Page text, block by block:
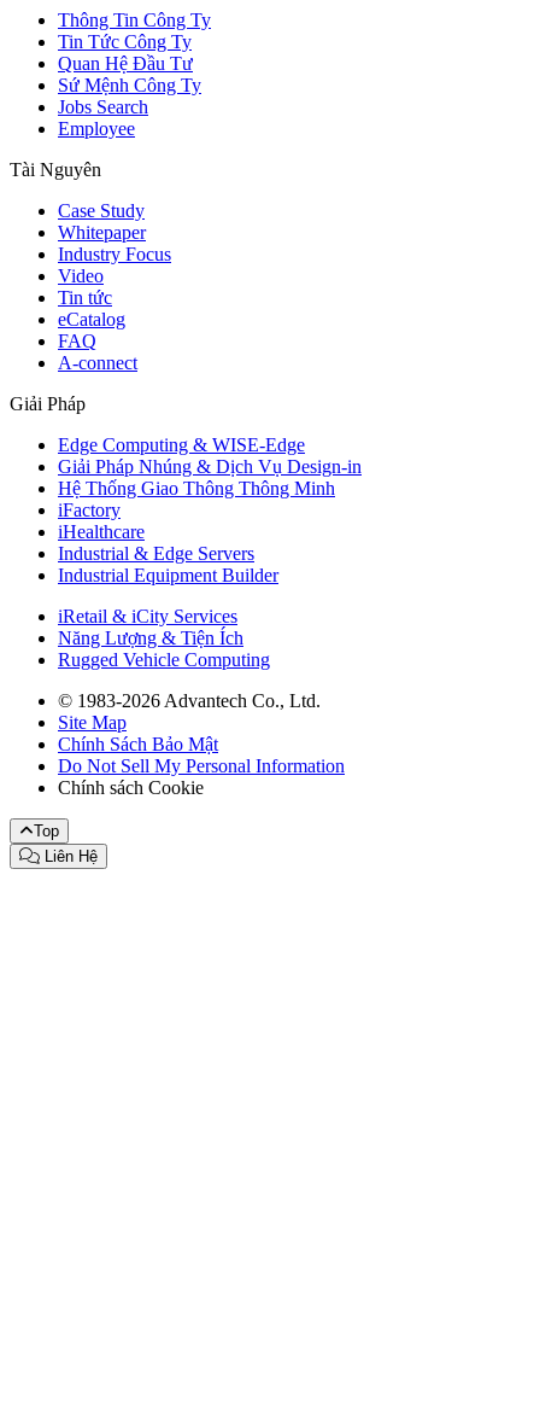
Thông Tin Công Ty
Tin Tức Công Ty
Quan Hệ Đầu Tư
Sứ Mệnh Công Ty
Jobs Search
Employee
Tài Nguyên
Case Study
Whitepaper
Industry Focus
Video
Tin tức
eCatalog
FAQ
A-connect
Giải Pháp
Edge Computing & WISE-Edge
Giải Pháp Nhúng & Dịch Vụ Design-in
Hệ Thống Giao Thông Thông Minh
iFactory
iHealthcare
Industrial & Edge Servers
Industrial Equipment Builder
iRetail & iCity Services
Năng Lượng & Tiện Ích
Rugged Vehicle Computing
© 1983-2026 Advantech Co., Ltd.
Site Map
Chính Sách Bảo Mật
Do Not Sell My Personal Information
Chính sách Cookie
Top
Liên Hệ